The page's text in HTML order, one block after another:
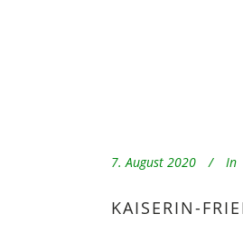
7. August 2020 In
KAISERIN-